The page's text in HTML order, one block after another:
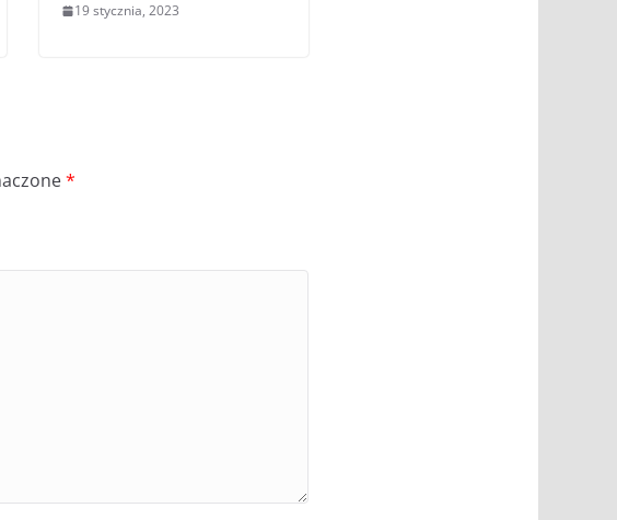
19 stycznia, 2023
*